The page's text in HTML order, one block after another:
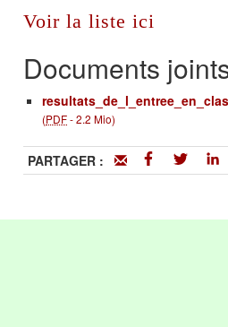
Voir la liste ici
Documents
(PDF-2.2 Mio)
PARTAGER :